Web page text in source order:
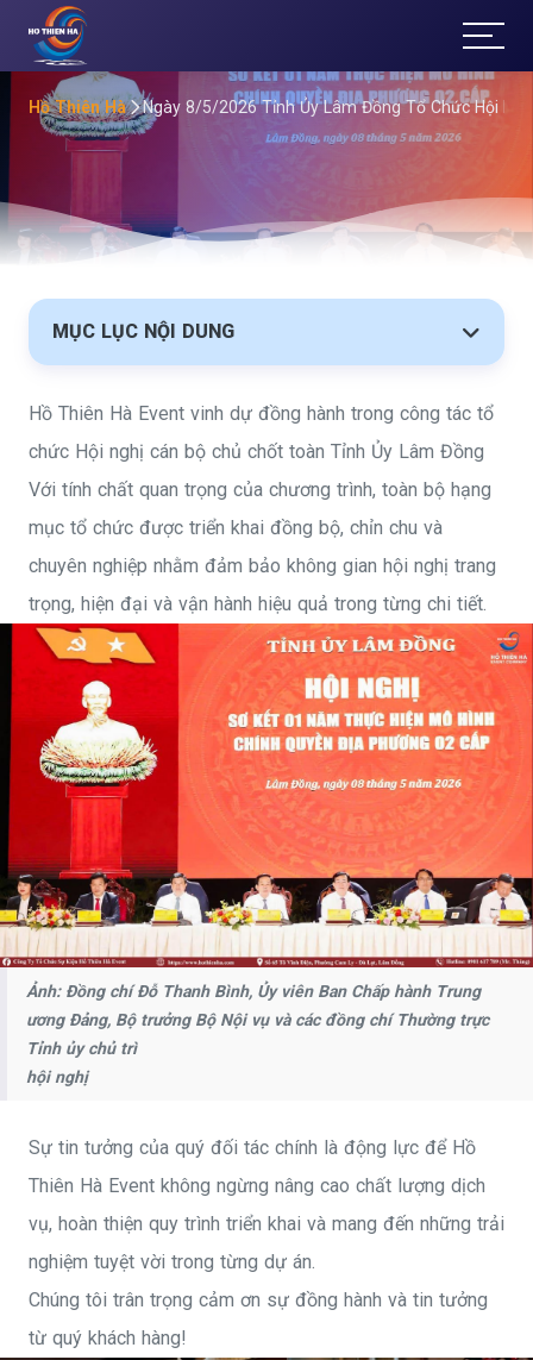
ổ
Ch
ức
Sự
Kiệ
n
Đà
Lạt
-
Hồ
Thi
ên
Hà
Eve
nt
Hồ Thiên Hà Ngày 8/5/2026 Tỉnh Ủy Lâm Đồng Tổ Chức Hội
MỤC LỤC NỘI DUNG
Hồ Thiên Hà Event vinh dự đồng hành trong công tác tổ
chức Hội nghị cán bộ chủ chốt toàn Tỉnh Ủy Lâm Đồng
Với tính chất quan trọng của chương trình, toàn bộ hạng
mục tổ chức được triển khai đồng bộ, chỉn chu và
chuyên nghiệp nhằm đảm bảo không gian hội nghị trang
trọng, hiện đại và vận hành hiệu quả trong từng chi tiết.
Ảnh: Đồng chí Đỗ Thanh Bình, Ủy viên Ban Chấp hành Trung
ương Đảng, Bộ trưởng Bộ Nội vụ và các đồng chí Thường trực
Tỉnh ủy chủ trì
hội nghị
Sự tin tưởng của quý đối tác chính là động lực để Hồ
Thiên Hà Event không ngừng nâng cao chất lượng dịch
vụ, hoàn thiện quy trình triển khai và mang đến những trải
nghiệm tuyệt vời trong từng dự án.
Chúng tôi trân trọng cảm ơn sự đồng hành và tin tưởng
từ quý khách hàng!